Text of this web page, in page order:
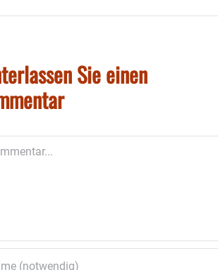
Sie einen